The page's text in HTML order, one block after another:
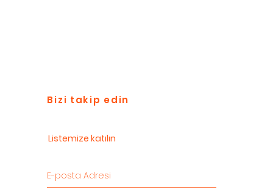
Bizi takip edin
Listemize katılın